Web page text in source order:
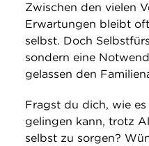
Über uns
Suche
Zwischen den vielen
Erwartungen bleibt
selbst. Doch
sondern eine
gelassen den
Fragst du dich, wie
gelingen kann, trotz
selbst zu sorgen?